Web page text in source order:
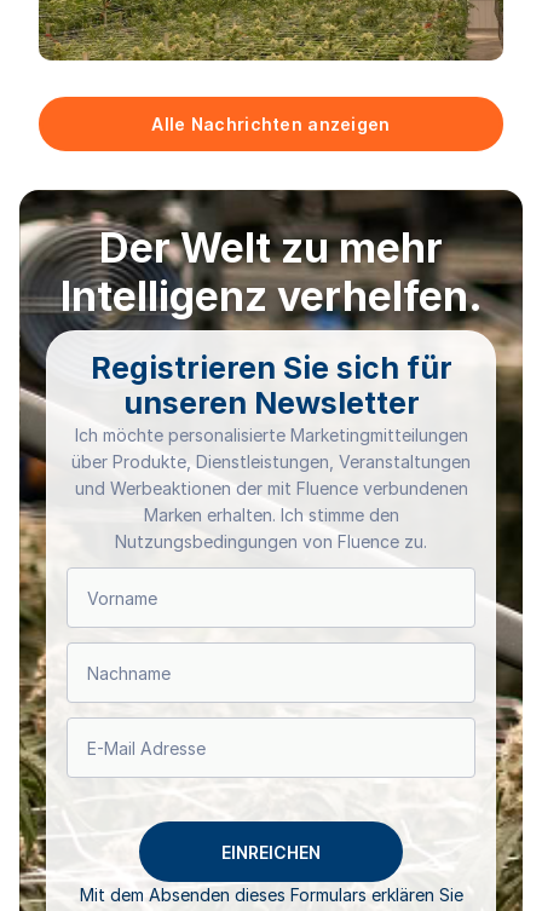
Alle Nachrichten anzeigen
Der Welt zu mehr
Intelligenz verhelfen.
Registrieren Sie sich für
unseren Newsletter
Ich möchte personalisierte Marketingmitteilungen
über Produkte, Dienstleistungen, Veranstaltungen
und Werbeaktionen der mit Fluence verbundenen
Marken erhalten. Ich stimme den
Nutzungsbedingungen von Fluence zu.
Mit dem Absenden dieses Formulars erklären Sie